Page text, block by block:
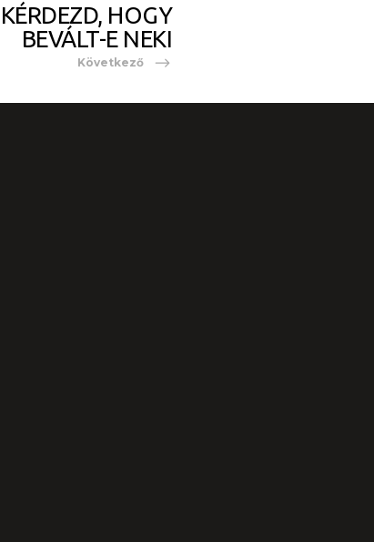
HOGY
BEVÁLT-E NEKI
Következő